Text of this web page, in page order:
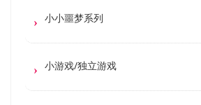
小小噩梦系列
小游戏/独立游戏